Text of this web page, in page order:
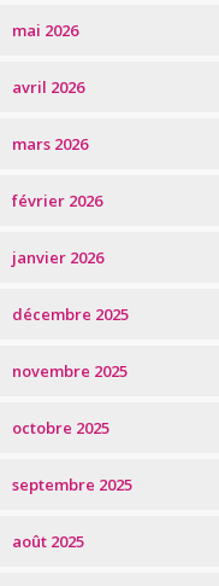
mai 2026
avril 2026
mars 2026
février 2026
janvier 2026
décembre 2025
novembre 2025
octobre 2025
septembre 2025
août 2025